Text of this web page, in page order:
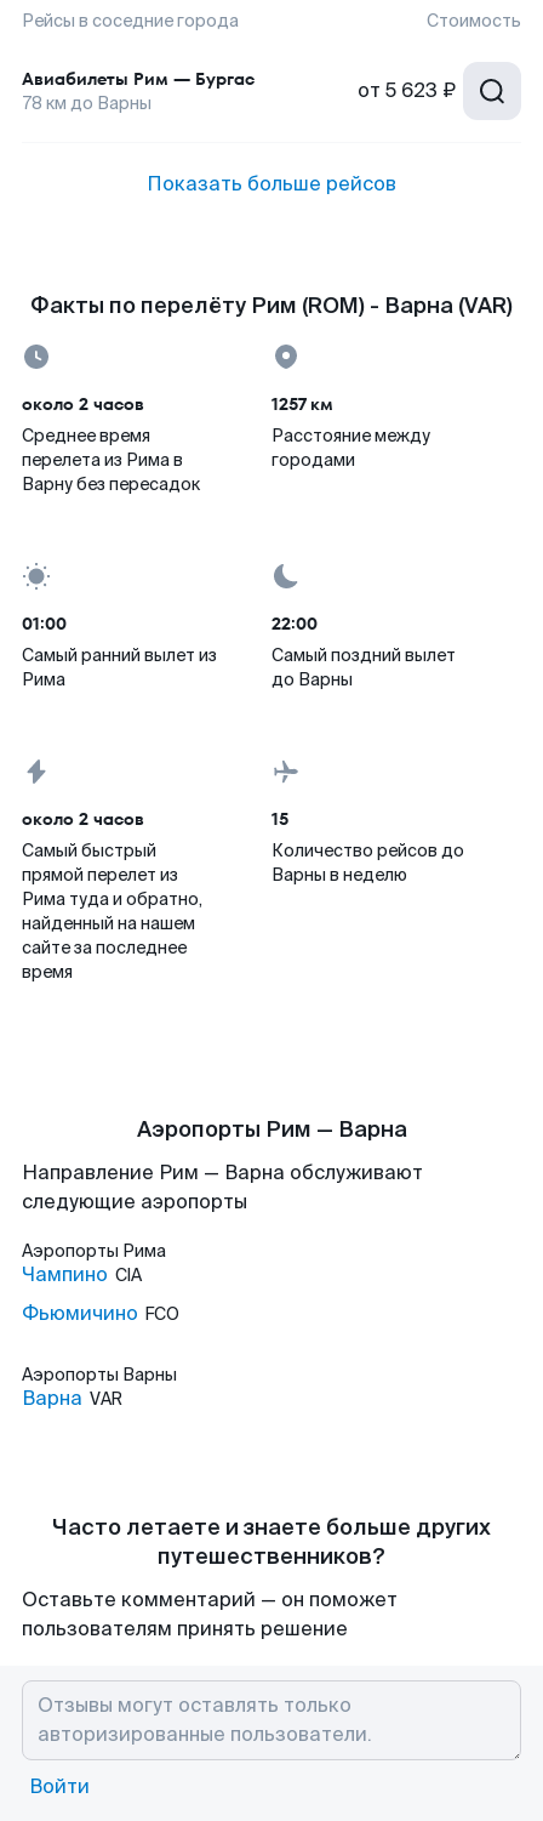
Рейсы в соседние города Стоимость
Авиабилеты Рим — Бургас
78 км до Варны от 5 623 ₽
Показать больше рейсов
Факты по перелёту Рим (ROM) - Варна (VAR)
около 2 часов
Среднее время
перелета из Рима в
Варну без пересадок
1257 км
Расстояние между
городами
01:00
Самый ранний вылет из
Рима
22:00
Самый поздний вылет
до Варны
около 2 часов
Самый быстрый
прямой перелет из
Рима туда и обратно,
найденный на нашем
сайте за последнее
время
15
Количество рейсов до
Варны в неделю
Аэропорты Рим — Варна
Направление Рим — Варна обслуживают
следующие аэропорты
Аэропорты Рима
Чампино CIA
Фьюмичино FCO
Аэропорты Варны
Варна VAR
Часто летаете и знаете больше других
путешественников?
Оставьте комментарий — он поможет
пользователям принять решение
Войти